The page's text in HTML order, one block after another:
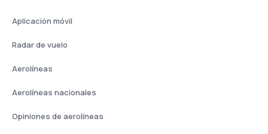
Aplicación móvil
Radar de vuelo
Aerolíneas
Aerolíneas nacionales
Opiniones de aerolíneas